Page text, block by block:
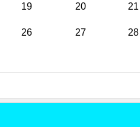
19 20 21
26 27 28